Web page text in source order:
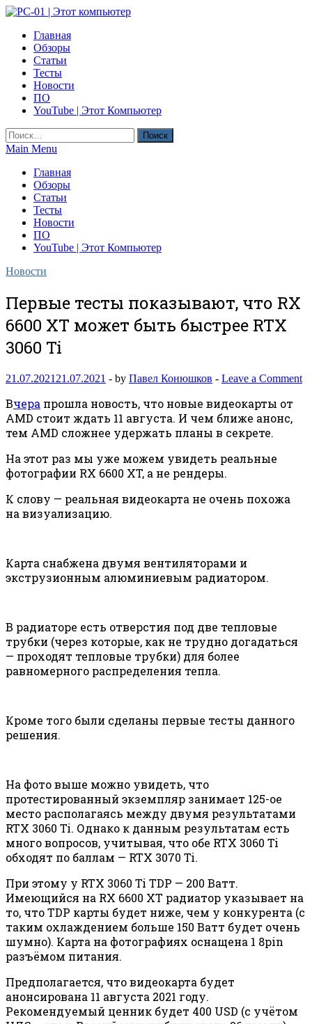
Skip
content
PC-01 | Этот компьютер
Компьютерные новости
Главная
Обзоры
Статьи
Тесты
Новости
ПО
YouTube | Этот Компьютер
Найти:
Main Menu
Главная
Обзоры
Статьи
Тесты
Новости
ПО
YouTube | Этот Компьютер
Новости
Первые тесты показывают, что RX
6600 XT может быть быстрее RTX
3060 Ti
21.07.2021 21.07.2021 - by Павел Конюшков - Leave a Comment
Вчера прошла новость, что новые видеокарты от
AMD стоит ждать 11 августа. И чем ближе анонс,
тем AMD сложнее удержать планы в секрете.
На этот раз мы уже можем увидеть реальные
фотографии RX 6600 XT, а не рендеры.
К слову — реальная видеокарта не очень похожа
на визуализацию.
Карта снабжена двумя вентиляторами и
экструзионным алюминиевым радиатором.
В радиаторе есть отверстия под две тепловые
трубки (через которые, как не трудно догадаться
— проходят тепловые трубки) для более
равномерного распределения тепла.
Кроме того были сделаны первые тесты данного
решения.
На фото выше можно увидеть, что
протестированный экземпляр занимает 125-ое
место располагаясь между двумя результатами
RTX 3060 Ti. Однако к данным результатам есть
много вопросов, учитывая, что обе RTX 3060 Ti
обходят по баллам — RTX 3070 Ti.
При этому у RTX 3060 Ti TDP — 200 Ватт.
Имеющийся на RX 6600 XT радиатор указывает на
то, что TDP карты будет ниже, чем у конкурента (с
таким охлаждением больше 150 Ватт будет очень
шумно). Карта на фотографиях оснащена 1 8pin
разъёмом питания.
Предполагается, что видеокарта будет
анонсирована 11 августа 2021 году.
Рекомендуемый ценник будет 400 USD (с учётом